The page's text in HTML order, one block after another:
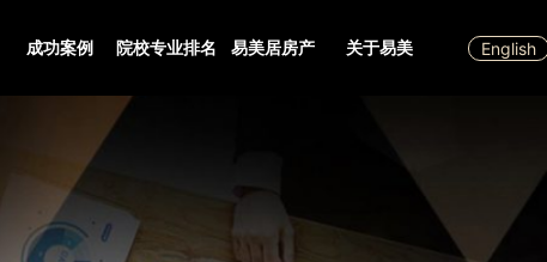
成功案例 院校专业排名 易美居房产 关于易美 English